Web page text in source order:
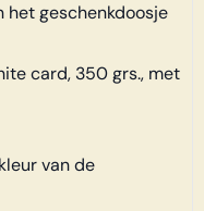
het geschenkdoosje
350 grs., met
van de